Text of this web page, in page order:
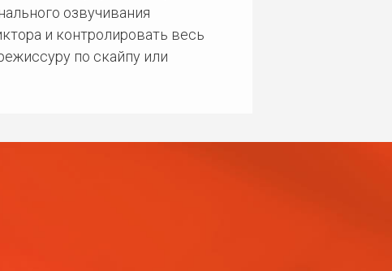
озвучивания
и контролировать весь
по скайпу или